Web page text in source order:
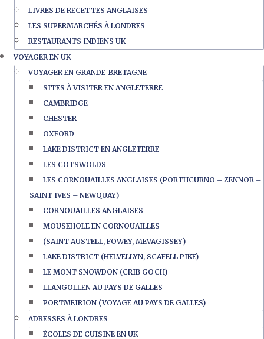
LIVRES DE RECETTES ANGLAISES
LES SUPERMARCHÉS À LONDRES
RESTAURANTS INDIENS UK
VOYAGER EN UK
VOYAGER EN GRANDE-BRETAGNE
SITES À VISITER EN ANGLETERRE
CAMBRIDGE
CHESTER
OXFORD
LAKE DISTRICT EN ANGLETERRE
LES COTSWOLDS
LES CORNOUAILLES ANGLAISES (PORTHCURNO – ZENNOR –
SAINT IVES – NEWQUAY)
CORNOUAILLES ANGLAISES
MOUSEHOLE EN CORNOUAILLES
(SAINT AUSTELL, FOWEY, MEVAGISSEY)
LAKE DISTRICT (HELVELLYN, SCAFELL PIKE)
LE MONT SNOWDON (CRIB GOCH)
LLANGOLLEN AU PAYS DE GALLES
PORTMEIRION (VOYAGE AU PAYS DE GALLES)
ADRESSES À LONDRES
ÉCOLES DE CUISINE EN UK